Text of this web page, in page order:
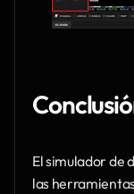
El simulador de
las